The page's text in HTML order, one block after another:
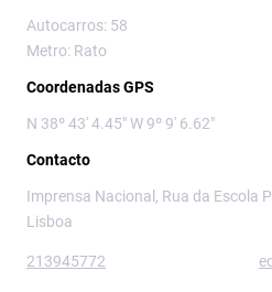
Autocarros: 58
Metro: Rato
Coordenadas GPS
N 38º 43' 4.45" W 9º 9' 6.62"
Contacto
Imprensa Nacional, Rua da Escola
Lisboa
213945772